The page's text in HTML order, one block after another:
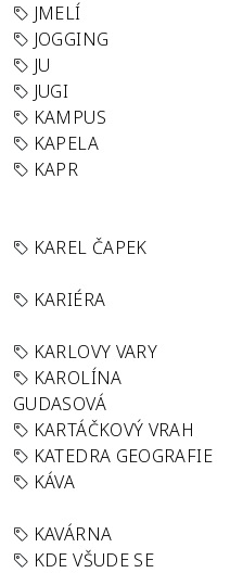
JMELÍ
JOGGING
JU
JUGI
KAMPUS
KAPELA
KAPR
KAREL ČAPEK
KARIÉRA
KARLOVY VARY
KAROLÍNA
GUDASOVÁ
KARTÁČKOVÝ VRAH
KATEDRA GEOGRAFIE
KÁVA
KAVÁRNA
KDE VŠUDE SE